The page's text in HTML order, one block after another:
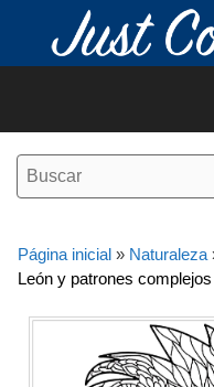
contenido
Página inicial » Naturaleza
León y patrones